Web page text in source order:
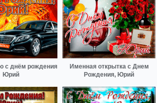
с днём рождения
Юрий
Именная открытка с Днем
Рождения, Юрий